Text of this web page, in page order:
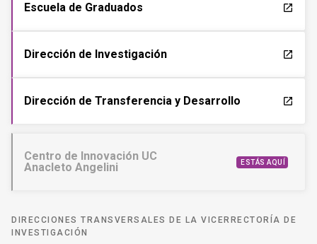
Escuela de Graduados launch
Dirección de Investigación launch
Dirección de Transferencia y Desarrollo launch
Centro de Innovación UC
Anacleto Angelini
ESTÁS AQUÍ
DIRECCIONES TRANSVERSALES DE LA VICERRECTORÍA DE
INVESTIGACIÓN